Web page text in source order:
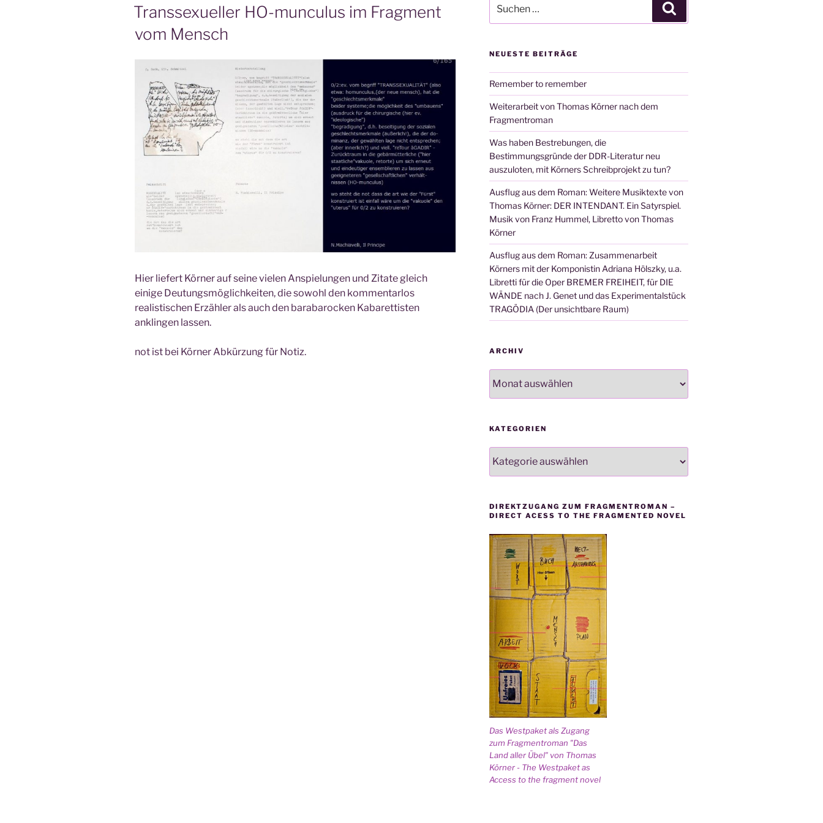
AM
Transsexueller HO-munculus im Fragment
vom Mensch
Hier liefert Körner auf seine vielen Anspielungen und Zitate gleich
einige Deutungsmöglichkeiten, die sowohl den kommentarlos
realistischen Erzähler als auch den barabarocken Kabarettisten
anklingen lassen.
not ist bei Körner Abkürzung für Notiz.
nach:
NEUESTE BEITRÄGE
Remember to remember
Weiterarbeit von Thomas Körner nach dem
Fragmentroman
Was haben Bestrebungen, die
Bestimmungsgründe der DDR-Literatur neu
auszuloten, mit Körners Schreibprojekt zu tun?
Ausflug aus dem Roman: Weitere Musiktexte von
Thomas Körner: DER INTENDANT. Ein Satyrspiel.
Musik von Franz Hummel, Libretto von Thomas
Körner
Ausflug aus dem Roman: Zusammenarbeit
Körners mit der Komponistin Adriana Hölszky, u.a.
Libretti für die Oper BREMER FREIHEIT, für DIE
WÄNDE nach J. Genet und das Experimentalstück
TRAGÖDIA (Der unsichtbare Raum)
ARCHIV
KATEGORIEN
DIREKTZUGANG ZUM FRAGMENTROMAN –
DIRECT ACESS TO THE FRAGMENTED NOVEL
Das Westpaket als Zugang
zum Fragmentroman "Das
Land aller Übel" von Thomas
Körner - The Westpaket as
Access to the fragment novel